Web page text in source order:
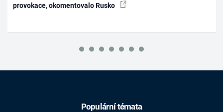
provokace, okomentovalo Rusko
Populární témata